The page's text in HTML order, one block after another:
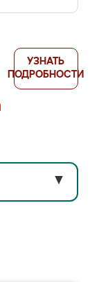
УЗНАТЬ
ПОДРОБНОСТИ
▼